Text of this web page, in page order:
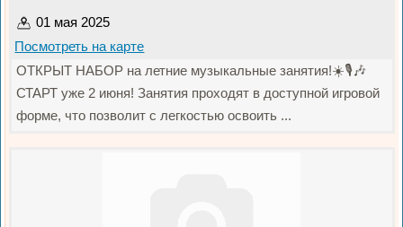
01 мая 2025
Посмотреть на карте
ОТКРЫТ НАБОР на летние музыкальные занятия!☀️🎙️🎶
СТАРТ уже 2 июня! Занятия проходят в доступной игровой
форме, что позволит с легкостью освоить ...